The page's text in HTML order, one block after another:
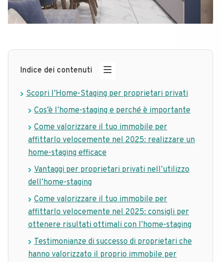
Indice dei contenuti
Scopri l’Home-Staging per proprietari privati
Cos’è l’home-staging e perché è importante
Come valorizzare il tuo immobile per
affittarlo velocemente nel 2025: realizzare un
home-staging efficace
Vantaggi per proprietari privati nell’utilizzo
dell’home-staging
Come valorizzare il tuo immobile per
affittarlo velocemente nel 2025: consigli per
ottenere risultati ottimali con l’home-staging
Testimonianze di successo di proprietari che
hanno valorizzato il proprio immobile per